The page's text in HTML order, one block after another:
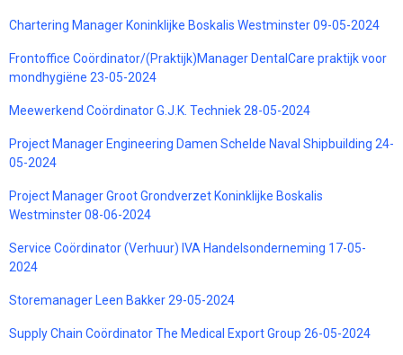
Chartering Manager Koninklijke Boskalis Westminster 09-05-2024
Frontoffice Coördinator/(Praktijk)Manager DentalCare praktijk voor
mondhygiëne 23-05-2024
Meewerkend Coördinator G.J.K. Techniek 28-05-2024
Project Manager Engineering Damen Schelde Naval Shipbuilding 24-
05-2024
Project Manager Groot Grondverzet Koninklijke Boskalis
Westminster 08-06-2024
Service Coördinator (Verhuur) IVA Handelsonderneming 17-05-
2024
Storemanager Leen Bakker 29-05-2024
Supply Chain Coördinator The Medical Export Group 26-05-2024